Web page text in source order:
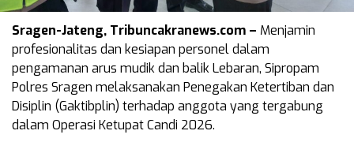
Sragen-Jateng, Tribuncakranews.com – Menjamin
profesionalitas dan kesiapan personel dalam
pengamanan arus mudik dan balik Lebaran, Sipropam
Polres Sragen melaksanakan Penegakan Ketertiban dan
Disiplin (Gaktibplin) terhadap anggota yang tergabung
dalam Operasi Ketupat Candi 2026.